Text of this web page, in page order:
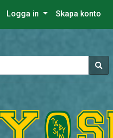
Logga in Skapa konto
Sök